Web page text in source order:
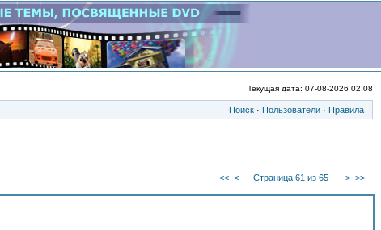
Текущая дата: 07-08-2026 02:08
Поиск · Пользователи · Правила
<< <--- Страница 61 из 65 ---> >>